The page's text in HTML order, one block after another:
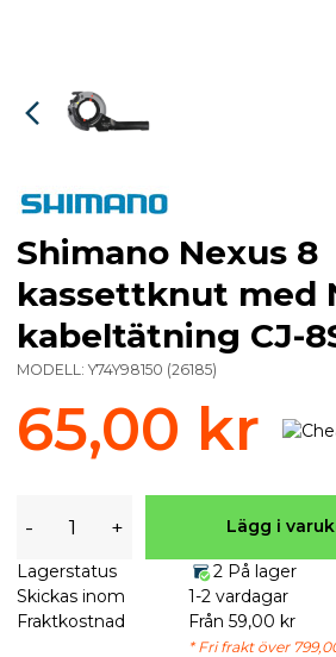
Shimano Nexus 8
kassettknut med
kabeltätning CJ-
MODELL: Y74Y98150 (26185)
65,00 kr
- + Lägg i
Lagerstatus
2 På lager
Skickas inom
1-2 vardagar
Fraktkostnad
Från 59,00 kr
* Fri frakt över